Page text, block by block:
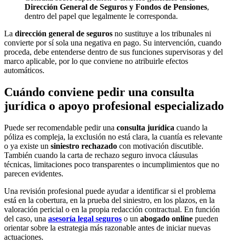
Dirección General de Seguros y Fondos de Pensiones,
dentro del papel que legalmente le corresponda.
La dirección general de seguros no sustituye a los tribunales ni
convierte por sí sola una negativa en pago. Su intervención, cuando
proceda, debe entenderse dentro de sus funciones supervisoras y del
marco aplicable, por lo que conviene no atribuirle efectos
automáticos.
Cuándo conviene pedir una consulta
jurídica o apoyo profesional especializado
Puede ser recomendable pedir una consulta jurídica cuando la
póliza es compleja, la exclusión no está clara, la cuantía es relevante
o ya existe un siniestro rechazado con motivación discutible.
También cuando la carta de rechazo seguro invoca cláusulas
técnicas, limitaciones poco transparentes o incumplimientos que no
parecen evidentes.
Una revisión profesional puede ayudar a identificar si el problema
está en la cobertura, en la prueba del siniestro, en los plazos, en la
valoración pericial o en la propia redacción contractual. En función
del caso, una asesoría legal seguros o un abogado online pueden
orientar sobre la estrategia más razonable antes de iniciar nuevas
actuaciones.